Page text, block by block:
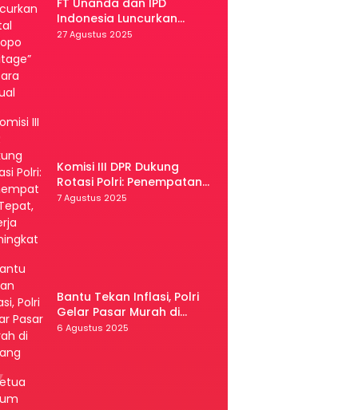
FT Unanda dan IPD
Indonesia Luncurkan
Portal “Palopo Heritage”
27 Agustus 2025
Komisi III DPR Dukung
Rotasi Polri: Penempatan
Tepat, Kinerja Meningkat
7 Agustus 2025
Bantu Tekan Inflasi, Polri
Gelar Pasar Murah di
Malang
6 Agustus 2025